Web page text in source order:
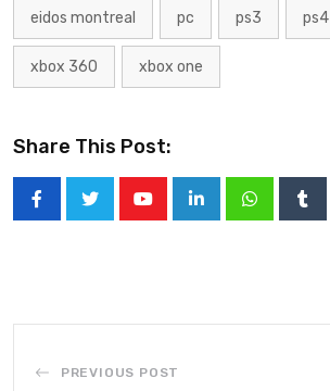
eidos montreal pc ps3 ps4
xbox 360 xbox one
Share This Post:
PREVIOUS POST